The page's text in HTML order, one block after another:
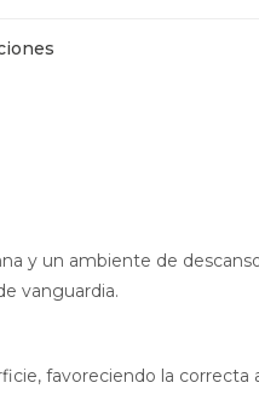
y un ambiente de
vanguardia.
favoreciendo la correcta